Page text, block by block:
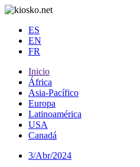
ES
EN
FR
Inicio
África
Asia-Pacífico
Europa
Latinoamérica
USA
Canadá
3/Abr/2024